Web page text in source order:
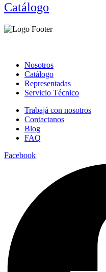
Catálogo
Nosotros
Catálogo
Representadas
Servicio Técnico
Trabajá con nosotros
Contactanos
Blog
FAQ
Facebook